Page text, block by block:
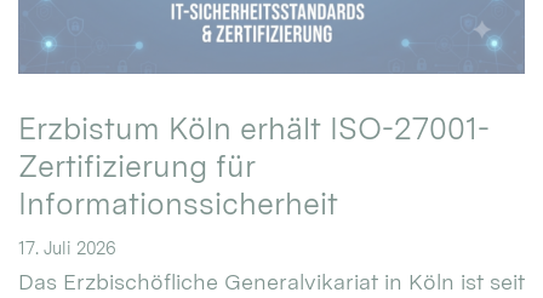
Erzbistum Köln erhält ISO-27001-
Zertifizierung für
Informationssicherheit
17. Juli 2026
Das Erzbischöfliche Generalvikariat in Köln ist seit